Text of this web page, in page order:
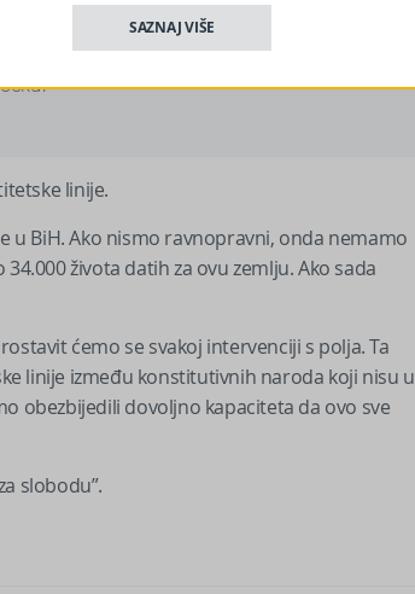
je.
linije.
u BiH. Ako nismo ravnopravni, onda nemamo
života datih za ovu zemlju. Ako sada
ćemo se svakoj intervenciji s polja. Ta
linije između konstitutivnih naroda koji nisu u
obezbijedili dovoljno kapaciteta da ovo sve
slobodu”.
SAZNAJ VIŠE